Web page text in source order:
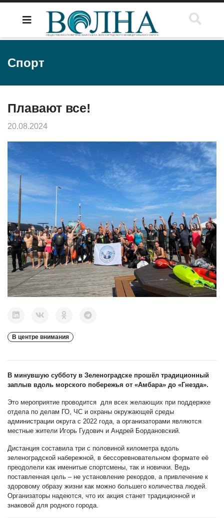
Спорт
Плавают все!
20.08.2024
В центре внимания
В минувшую субботу в Зеленоградске прошёл традиционный
заплыв вдоль морского побережья от «Амбара» до «Гнезда».
Это мероприятие проводится для всех желающих при поддержке
отдела по делам ГО, ЧС и охраны окружающей среды
администрации округа с 2022 года, а организаторами являются
местные жители Игорь Гудович и Андрей Бордановский.
Дистанция составила три с половиной километра вдоль
зеленоградской набережной, в бессоревновательном формате её
преодолели как именитые спортсмены, так и новички. Ведь
поставленная цель – не установление рекордов, а привлечение к
здоровому образу жизни как можно большего количества людей.
Организаторы надеются, что их акция станет традиционной и
знаковой для родного города.